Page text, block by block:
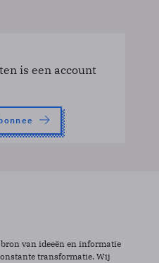
is een account
van ideeën en informatie
transformatie. Wij